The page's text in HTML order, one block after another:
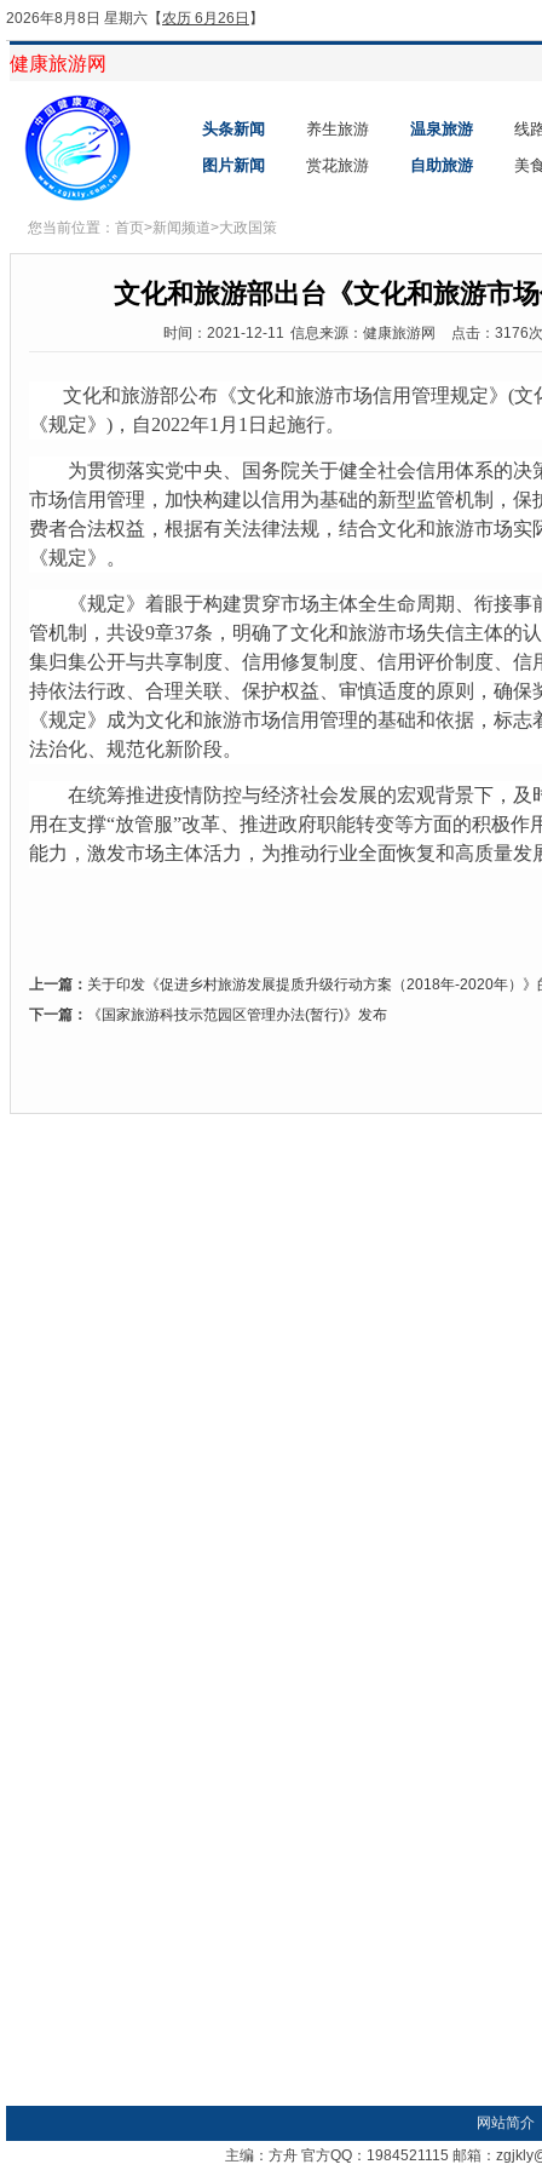
2026年8月8日 星期六 【农历 6月26日 】
健康旅游网
头条新闻 养生旅游 温泉旅游
线
图片新闻
赏花旅游 自助旅游 美
您当前位置： 首页>新闻频道>大政国策
文化和旅游部出台《文化和旅游市
时间：2021-12-11 信息来源：健康旅游网 点击：3176次
文化和旅游部公布《文化和旅游市场信用管理规定》(
《规定》)，自2022年1月1日起施行。
为贯彻落实党中央、国务院关于健全社会信用体系的决
市场信用管理，加快构建以信用为基础的新型监管机制，保
费者合法权益，根据有关法律法规，结合文化和旅游市场实
《规定》。
《规定》着眼于构建贯穿市场主体全生命周期、衔接事
管机制，共设9章37条，明确了文化和旅游市场失信主体的
集归集公开与共享制度、信用修复制度、信用评价制度、信
持依法行政、合理关联、保护权益、审慎适度的原则，确保
《规定》成为文化和旅游市场信用管理的基础和依据，标
法治化、规范化新阶段。
在统筹推进疫情防控与经济社会发展的宏观背景下，及
用在支撑“放管服”改革、推进政府职能转变等方面的积极作
能力，激发市场主体活力，为推动行业全面恢复和高质量发
上一篇： 关于印发《促进乡村旅游发展提质升级行动方案（2018年-2020年）》
下一篇：
《国家旅游科技示范园区管理办法(暂行)》发布
网站简介
主编：方舟 官方QQ：1984521115 邮箱：